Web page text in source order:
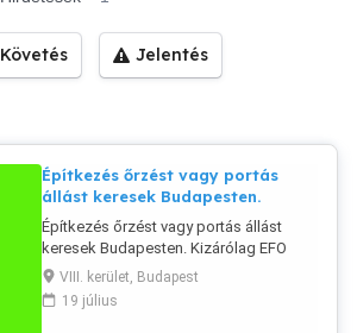
Követés Jelentés
Építkezés őrzést vagy portás
állást keresek Budapesten.
Építkezés őrzést vagy portás állást
keresek Budapesten. Kizárólag EFO
bejelentéssel és heti kifizetéssel.
Órabér: megbeszélés szerint. Érvényes
vagyonőri igazolvánnyal és
VIII. kerület, Budapest
19 július